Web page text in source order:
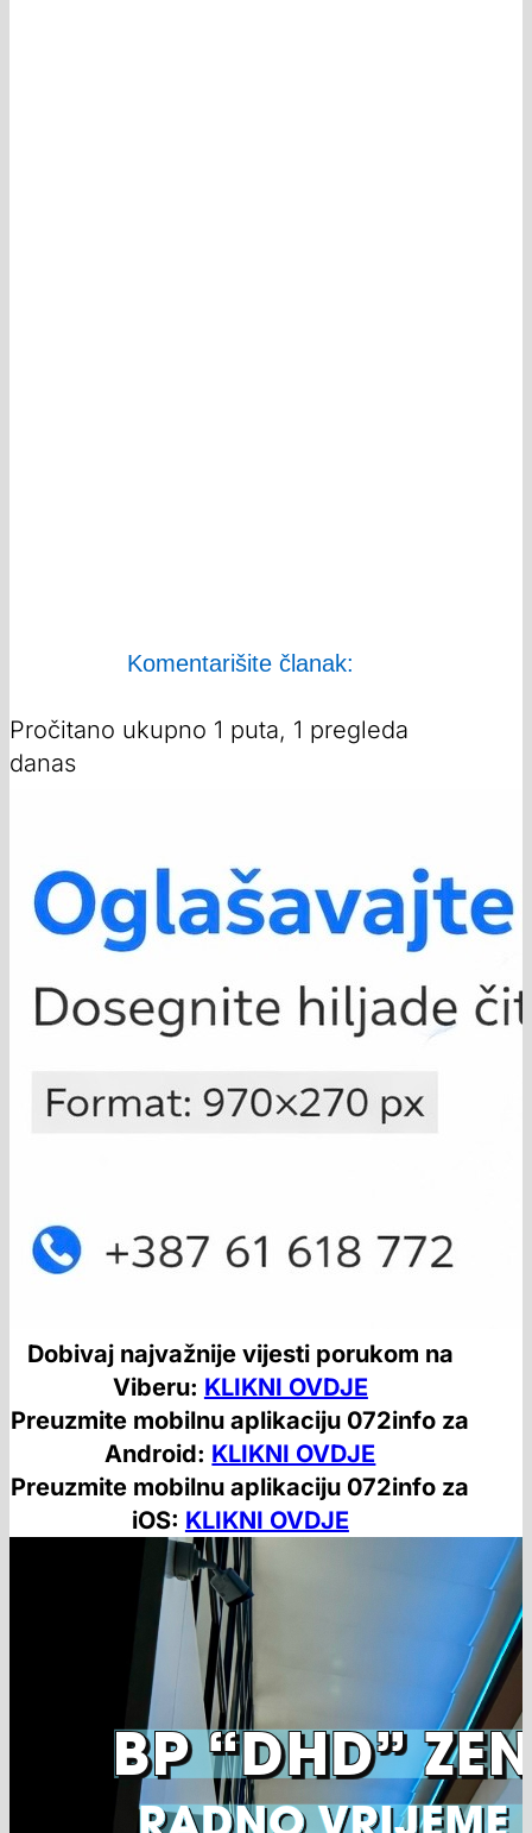
Komentarišite članak:
Pročitano ukupno 1 puta, 1 pregleda
danas
Dobivaj najvažnije vijesti porukom na
Viberu: KLIKNI OVDJE
Preuzmite mobilnu aplikaciju 072info za
Android: KLIKNI OVDJE
Preuzmite mobilnu aplikaciju 072info za
iOS: KLIKNI OVDJE